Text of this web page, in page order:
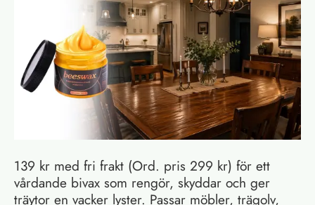
139 kr med fri frakt (Ord. pris 299 kr) för ett
vårdande bivax som rengör, skyddar och ger
träytor en vacker lyster. Passar möbler, trägolv,